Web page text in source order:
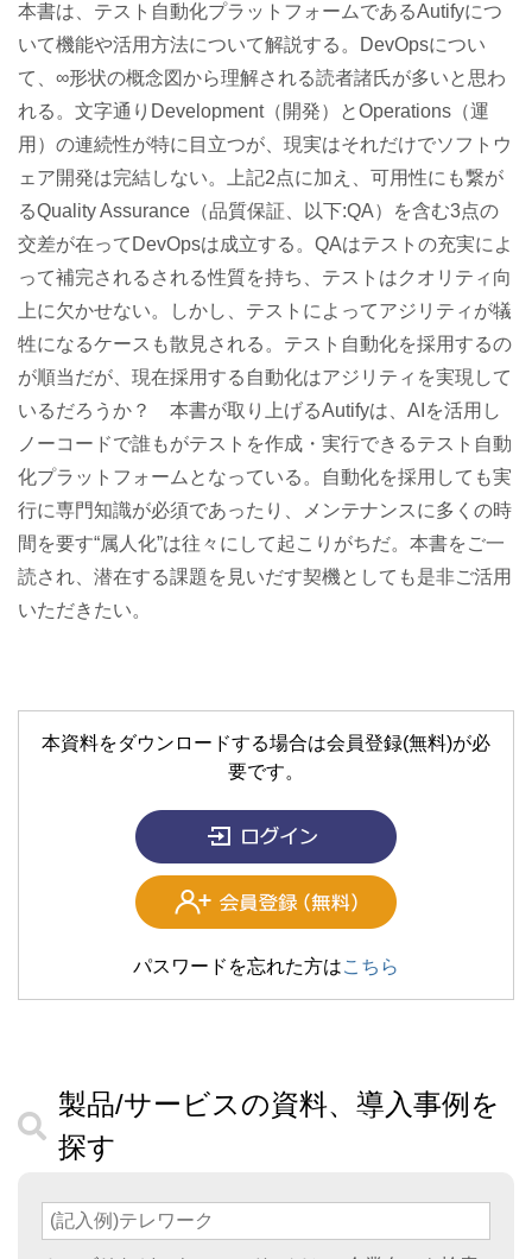
本書は、テスト自動化プラットフォームであるAutifyにつ
いて機能や活用方法について解説する。DevOpsについ
て、∞形状の概念図から理解される読者諸氏が多いと思わ
れる。文字通りDevelopment（開発）とOperations（運
用）の連続性が特に目立つが、現実はそれだけでソフトウ
ェア開発は完結しない。上記2点に加え、可用性にも繋が
るQuality Assurance（品質保証、以下:QA）を含む3点の
交差が在ってDevOpsは成立する。QAはテストの充実によ
って補完されるされる性質を持ち、テストはクオリティ向
上に欠かせない。しかし、テストによってアジリティが犠
牲になるケースも散見される。テスト自動化を採用するの
が順当だが、現在採用する自動化はアジリティを実現して
いるだろうか？ 本書が取り上げるAutifyは、AIを活用し
ノーコードで誰もがテストを作成・実行できるテスト自動
化プラットフォームとなっている。自動化を採用しても実
行に専門知識が必須であったり、メンテナンスに多くの時
間を要す“属人化”は往々にして起こりがちだ。本書をご一
読され、潜在する課題を見いだす契機としても是非ご活用
いただきたい。
本資料をダウンロードする場合は会員登録(無料)が必
要です。
パスワードを忘れた方はこちら
製品/サービスの資料、導入事例を
探す